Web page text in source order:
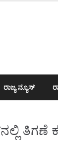
ರಾಜ್ಯ ನ್ಯೂಸ್
ತಿಗಣೆ